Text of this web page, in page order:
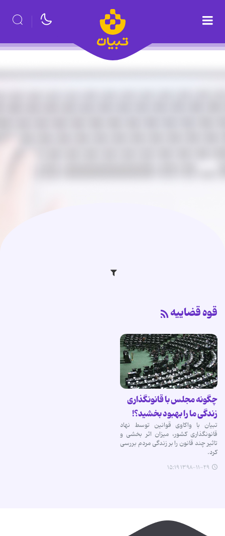
قوه قضاییه
چگونه مجلس با قانونگذاری
زندگی ما را بهبود بخشید؟!
تبیان با واکاوی قوانین توسط نهاد
قانونگذاری کشور، میزان اثر بخشی و
تاثیر چند قانون را بر زندگی مردم بررسی
کرد.
۱۳۹۸-۱۱-۲۹ ۱۵:۱۹